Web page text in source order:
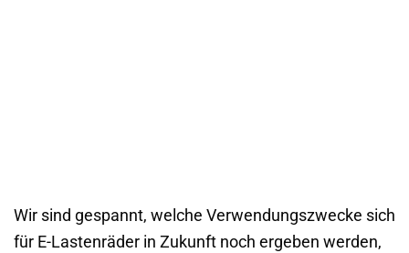
Wir sind gespannt, welche Verwendungszwecke sich
für E-Lastenräder in Zukunft noch ergeben werden,